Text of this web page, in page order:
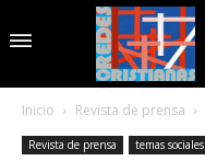
Inicio Revista de prensa
Revista de prensa temas sociales